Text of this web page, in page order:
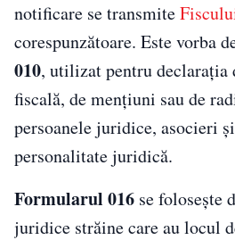
notificare se transmite
corespunzătoare. Este vorba
010, utilizat pentru declarația
fiscală, de mențiuni sau de
persoanele juridice, asocieri
personalitate juridică.
Formularul 016 se folosește
juridice străine care au locul